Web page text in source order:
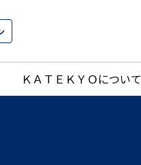
ＫＡＴＥＫＹＯについて